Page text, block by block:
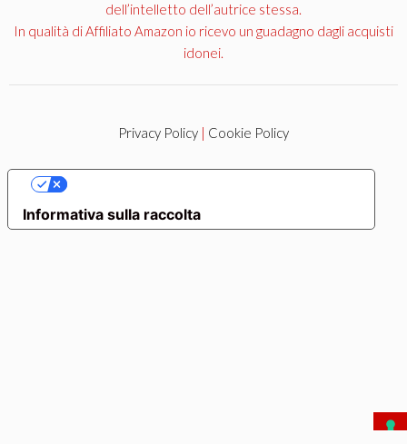
dell’intelletto dell’autrice stessa.
In qualità di Affiliato Amazon io ricevo un guadagno dagli acquisti
idonei.
Privacy Policy | Cookie Policy
Informativa sulla raccolta